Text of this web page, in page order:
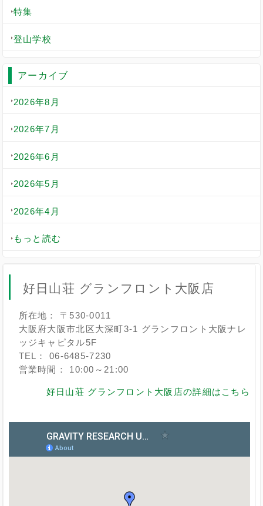
特集
登山学校
アーカイブ
2026年8月
2026年7月
2026年6月
2026年5月
2026年4月
もっと読む
好日山荘 グランフロント大阪店
所在地： 〒530-0011
大阪府大阪市北区大深町3-1 グランフロント大阪ナレ
ッジキャピタル5F
TEL： 06-6485-7230
営業時間： 10:00～21:00
好日山荘 グランフロント大阪店の詳細はこちら